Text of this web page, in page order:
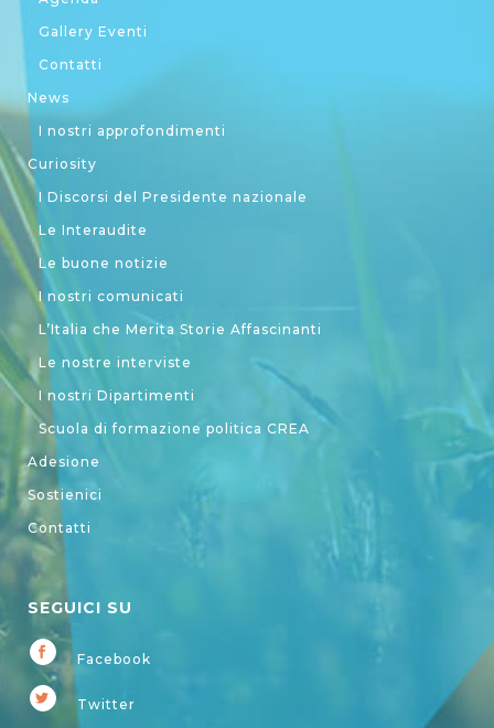
Gallery Eventi
Contatti
News
I nostri approfondimenti
Curiosity
I Discorsi del Presidente nazionale
Le Interaudite
Le buone notizie
I nostri comunicati
L’Italia che Merita Storie Affascinanti
Le nostre interviste
I nostri Dipartimenti
Scuola di formazione politica CREA
Adesione
Sostienici
Contatti
SEGUICI SU
Facebook
Twitter